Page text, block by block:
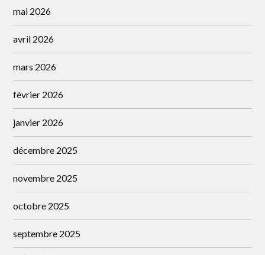
mai 2026
avril 2026
mars 2026
février 2026
janvier 2026
décembre 2025
novembre 2025
octobre 2025
septembre 2025